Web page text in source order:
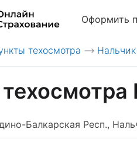
Оформить
техосмотра > Нальчик
Балкарская Респ.,